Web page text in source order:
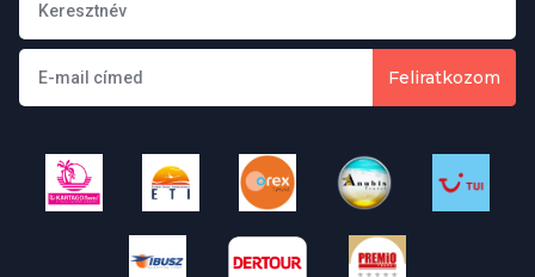
Honlap: https://madrid.mfa.gov.hu/
Feliratkozom